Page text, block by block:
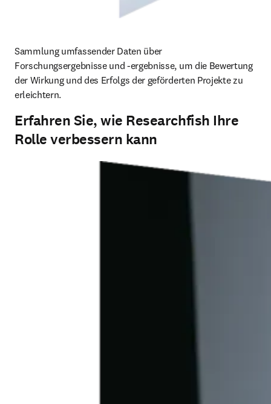
Sammlung umfassender Daten über
Forschungsergebnisse und -ergebnisse, um die Bewertung
der Wirkung und des Erfolgs der geförderten Projekte zu
erleichtern.
Erfahren Sie, wie Researchfish Ihre
Rolle verbessern kann